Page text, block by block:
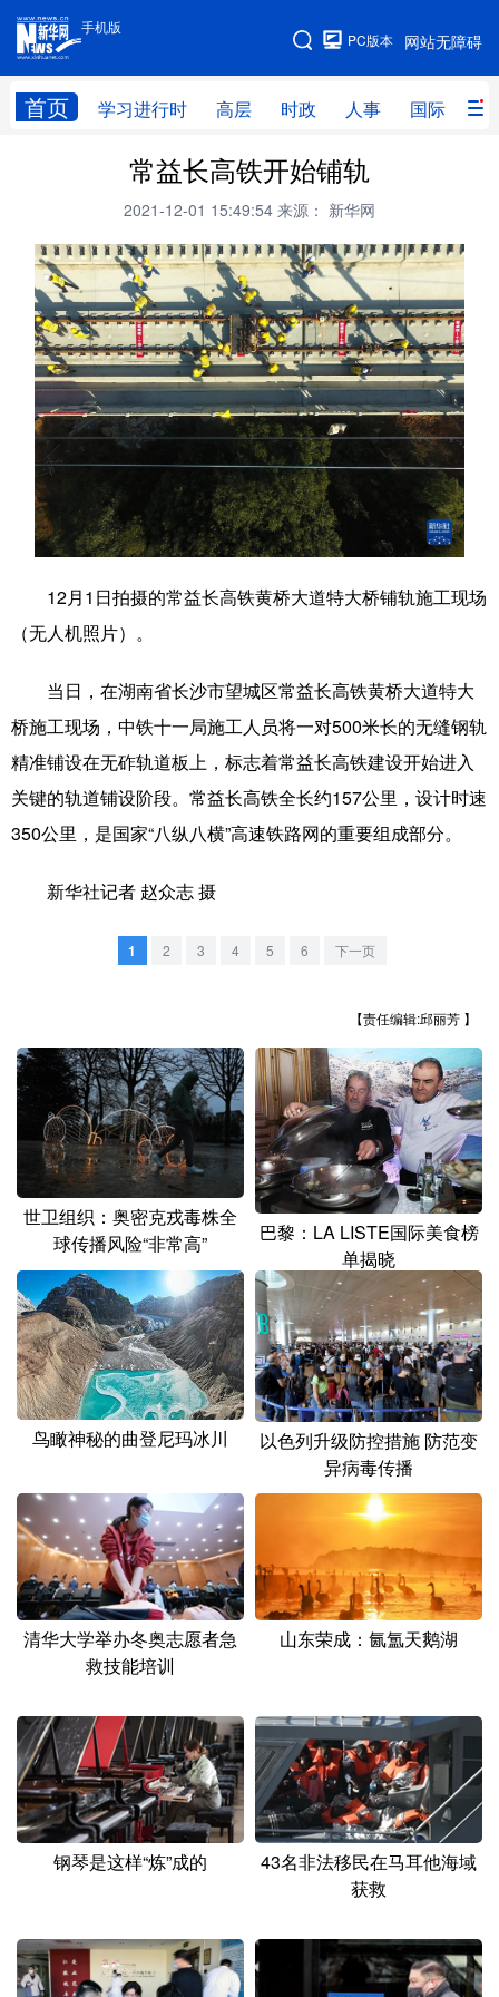
手机版
网站无障碍
PC版本
首页 学习进行时 高层 时政 人事 国际 财
手机版
网站地图
高层 时政
财经 网评
台湾 思客智库 全球连线 教育
科技 科创 量子 体育
文化 书画 健康 军事
访谈 视频 图片 政务
法律 金融 汽车
人居 信息化 数字经济
学术中国 乡村振兴 银龄 溯源中国
城市 旅游 能源 会展
彩票
公益 一带一路 亚太网 上市公司
文化产业
地方频道
安徽 福建
广东 广西 海南 重庆
四川 贵州 云南 西藏
陕西 甘肃 青海 宁夏
新疆 内蒙古 黑龙江
多语种频道
English Español Français عربى
Русский язык 日本語 한국어
Deutsch Português
常益长高铁开始铺轨
2021-12-01 15:49:54 来源： 新华网
12月1日拍摄的常益长高铁黄桥大道特大桥铺轨施工现场
（无人机照片）。
当日，在湖南省长沙市望城区常益长高铁黄桥大道特大
桥施工现场，中铁十一局施工人员将一对500米长的无缝钢轨
精准铺设在无砟轨道板上，标志着常益长高铁建设开始进入
关键的轨道铺设阶段。常益长高铁全长约157公里，设计时速
350公里，是国家“八纵八横”高速铁路网的重要组成部分。
新华社记者 赵众志 摄
1 2 3 4 5 6 下一页
【责任编辑:邱丽芳 】
世卫组织：奥密克戎毒株全
球传播风险“非常高”
巴黎：LA LISTE国际美食榜
单揭晓
鸟瞰神秘的曲登尼玛冰川
以色列升级防控措施 防范变
异病毒传播
清华大学举办冬奥志愿者急
救技能培训
山东荣成：氤氲天鹅湖
钢琴是这样“炼”成的
43名非法移民在马耳他海域
获救